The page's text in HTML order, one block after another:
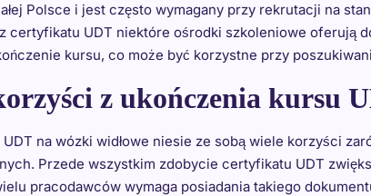
Polsce i jest często wymagany przy rekrutacji na
certyfikatu UDT niektóre ośrodki szkoleniowe oferują
kursu, co może być korzystne przy
z ukończenia kursu
na wózki widłowe niesie ze sobą wiele korzyści
Przede wszystkim zdobycie certyfikatu UDT
pracodawców wymaga posiadania takiego